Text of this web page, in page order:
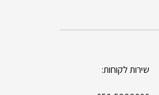
שירות לקוחות: